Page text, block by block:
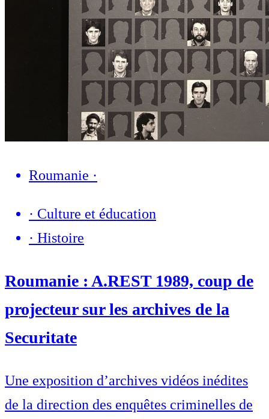
Roumanie ·
· Culture et éducation
· Histoire
Roumanie : A.REST 1989, coup de
projecteur sur les archives de la
Securitate
Une exposition d’archives vidéos inédites
de la direction des enquêtes criminelles de